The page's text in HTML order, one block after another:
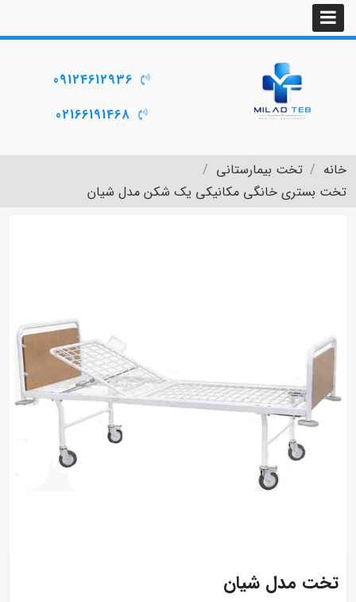
09124612936
02166191468
خانه
تخت بیمارستانی
تخت بستری خانگی مکانیکی یک شکن مدل شیان
تخت مدل شیان